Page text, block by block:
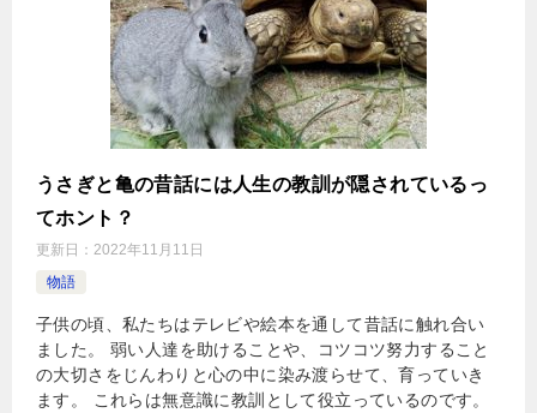
うさぎと亀の昔話には人生の教訓が隠されているっ
てホント？
更新日： 2022年11月11日
物語
子供の頃、私たちはテレビや絵本を通して昔話に触れ合い
ました。 弱い人達を助けることや、コツコツ努力すること
の大切さをじんわりと心の中に染み渡らせて、育っていき
ます。 これらは無意識に教訓として役立っているのです。